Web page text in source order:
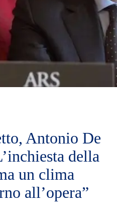
Antonio De
della
un clima
all’opera”